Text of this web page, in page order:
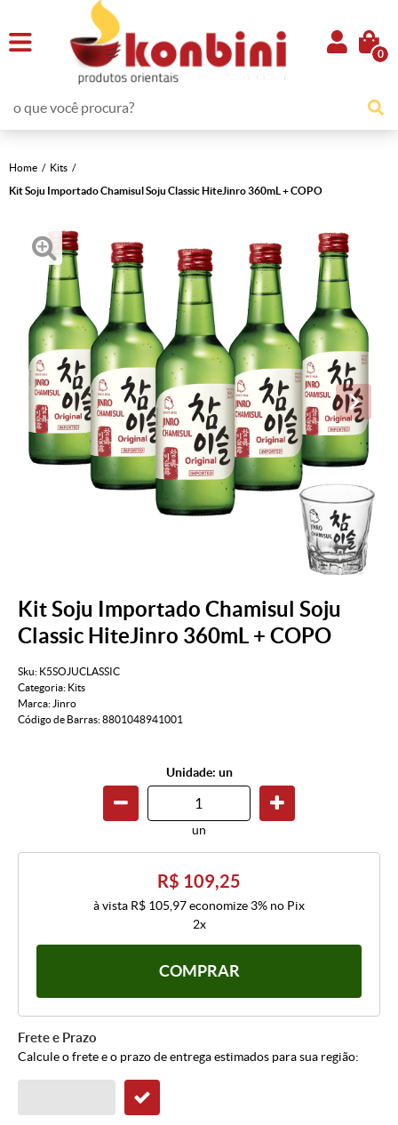
0
Home
Kits
Kit Soju Importado Chamisul Soju Classic HiteJinro 360mL + COPO
Kit Soju Importado Chamisul Soju
Classic HiteJinro 360mL + COPO
Sku: K5SOJUCLASSIC
Categoria: Kits
Marca: Jinro
Código de Barras:8801048941001
Unidade: un
un
R$ 109,25
à vista R$ 105,97economize 3% no Pix
2x
COMPRAR
Frete e Prazo
Calcule o frete e o prazo de entrega estimados para sua região: